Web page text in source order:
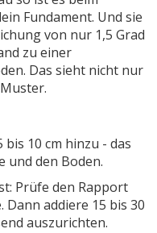
Fundament. Und sie
von nur 1,5 Grad
zu einer
Das sieht nicht nur
bis 10 cm hinzu - das
und den Boden.
Prüfe den Rapport
addiere 15 bis 30
auszurichten.